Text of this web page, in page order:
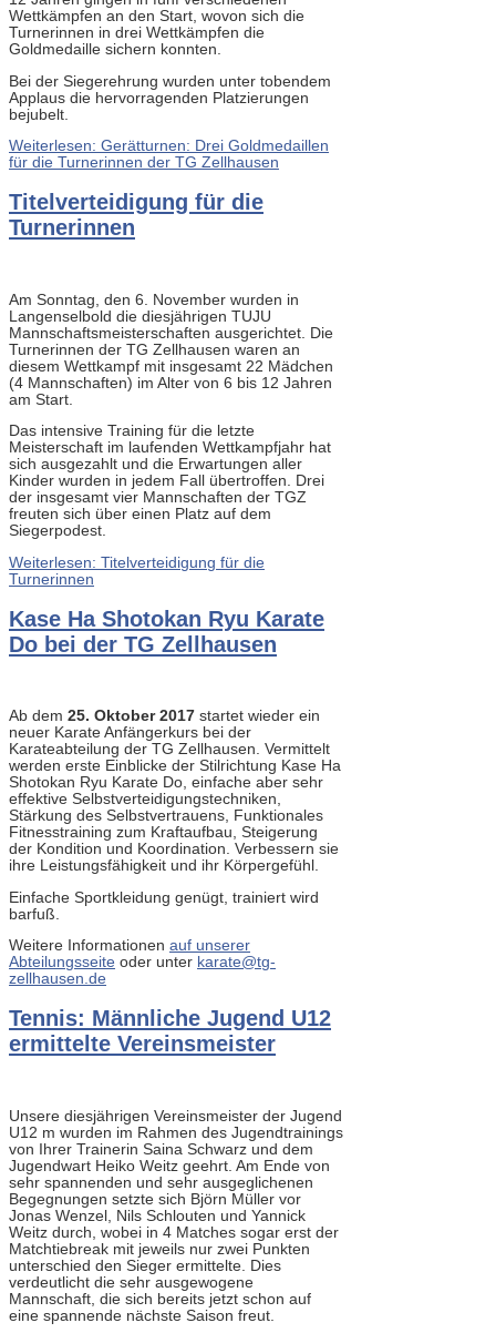
Wettkämpfen an den Start, wovon sich die
Turnerinnen in drei Wettkämpfen die
Goldmedaille sichern konnten.
Bei der Siegerehrung wurden unter tobendem
Applaus die hervorragenden Platzierungen
bejubelt.
Weiterlesen: Gerätturnen: Drei Goldmedaillen
für die Turnerinnen der TG Zellhausen
Titelverteidigung für die
Turnerinnen
Am Sonntag, den 6. November wurden in
Langenselbold die diesjährigen TUJU
Mannschaftsmeisterschaften ausgerichtet. Die
Turnerinnen der TG Zellhausen waren an
diesem Wettkampf mit insgesamt 22 Mädchen
(4 Mannschaften) im Alter von 6 bis 12 Jahren
am Start.
Das intensive Training für die letzte
Meisterschaft im laufenden Wettkampfjahr hat
sich ausgezahlt und die Erwartungen aller
Kinder wurden in jedem Fall übertroffen. Drei
der insgesamt vier Mannschaften der TGZ
freuten sich über einen Platz auf dem
Siegerpodest.
Weiterlesen: Titelverteidigung für die
Turnerinnen
Kase Ha Shotokan Ryu Karate
Do bei der TG Zellhausen
Ab dem 25. Oktober 2017 startet wieder ein
neuer Karate Anfängerkurs bei der
Karateabteilung der TG Zellhausen. Vermittelt
werden erste Einblicke der Stilrichtung Kase Ha
Shotokan Ryu Karate Do, einfache aber sehr
effektive Selbstverteidigungstechniken,
Stärkung des Selbstvertrauens, Funktionales
Fitnesstraining zum Kraftaufbau, Steigerung
der Kondition und Koordination. Verbessern sie
ihre Leistungsfähigkeit und ihr Körpergefühl.
Einfache Sportkleidung genügt, trainiert wird
barfuß.
Weitere Informationen auf unserer
Abteilungsseite oder unter karate@tg-
zellhausen.de
Tennis: Männliche Jugend U12
ermittelte Vereinsmeister
Unsere diesjährigen Vereinsmeister der Jugend
U12 m wurden im Rahmen des Jugendtrainings
von Ihrer Trainerin Saina Schwarz und dem
Jugendwart Heiko Weitz geehrt. Am Ende von
sehr spannenden und sehr ausgeglichenen
Begegnungen setzte sich Björn Müller vor
Jonas Wenzel, Nils Schlouten und Yannick
Weitz durch, wobei in 4 Matches sogar erst der
Matchtiebreak mit jeweils nur zwei Punkten
unterschied den Sieger ermittelte. Dies
verdeutlicht die sehr ausgewogene
Mannschaft, die sich bereits jetzt schon auf
eine spannende nächste Saison freut.